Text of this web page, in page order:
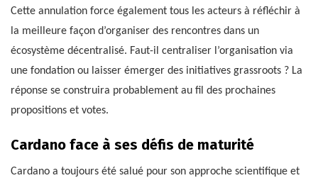
Cette annulation force également tous les acteurs à réfléchir à
la meilleure façon d’organiser des rencontres dans un
écosystème décentralisé. Faut-il centraliser l’organisation via
une fondation ou laisser émerger des initiatives grassroots ? La
réponse se construira probablement au fil des prochaines
propositions et votes.
Cardano face à ses défis de maturité
Cardano a toujours été salué pour son approche scientifique et